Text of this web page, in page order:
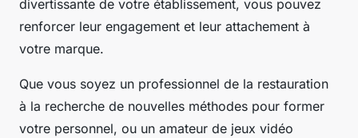
divertissante de votre établissement, vous pouvez
renforcer leur engagement et leur attachement à
votre marque.
Que vous soyez un professionnel de la restauration
à la recherche de nouvelles méthodes pour former
votre personnel, ou un amateur de jeux vidéo